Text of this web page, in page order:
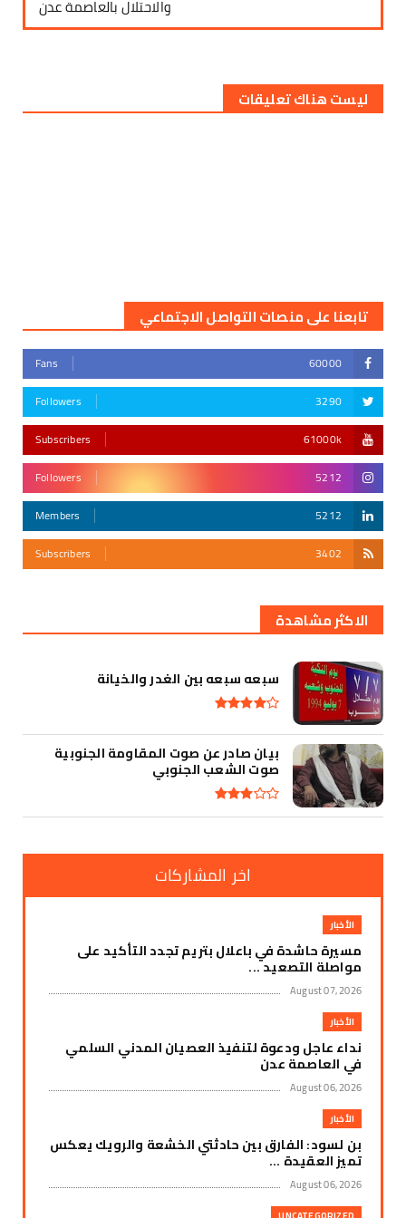
والاحتلال بالعاصمة عدن
ليست هناك تعليقات
تابعنا على منصات التواصل الاجتماعي
60000
Fans
3290
Followers
61000k
Subscribers
5212
Followers
5212
Members
3402
Subscribers
الاكثر مشاهدة
سبعه سبعه بين الغدر والخيانة
بيان صادر عن صوت المقاومة الجنوبية
صوت الشعب الجنوبي
اخر المشاركات
الأخبار
مسيرة حاشدة في باعلال بتريم تجدد التأكيد على
مواصلة التصعيد ...
August 07, 2026
الأخبار
نداء عاجل ودعوة لتنفيذ العصيان المدني السلمي
في العاصمة عدن
August 06, 2026
الأخبار
بن لسود: الفارق بين حادثتي الخشعة والرويك يعكس
تميز العقيدة ...
August 06, 2026